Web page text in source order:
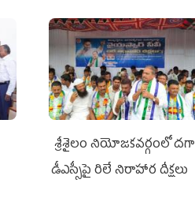
శ్రీశైలం నియోజకవర్గంలో దగా
డీఎస్సీపై రిలే నిరాహార దీక్షలు